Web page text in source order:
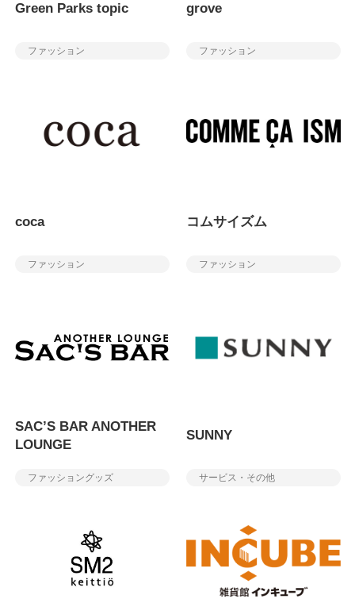
Green Parks topic
ファッション
grove
ファッション
coca
ファッション
コムサイズム
ファッション
SAC’S BAR ANOTHER
LOUNGE
ファッショングッズ
SUNNY
サービス・その他